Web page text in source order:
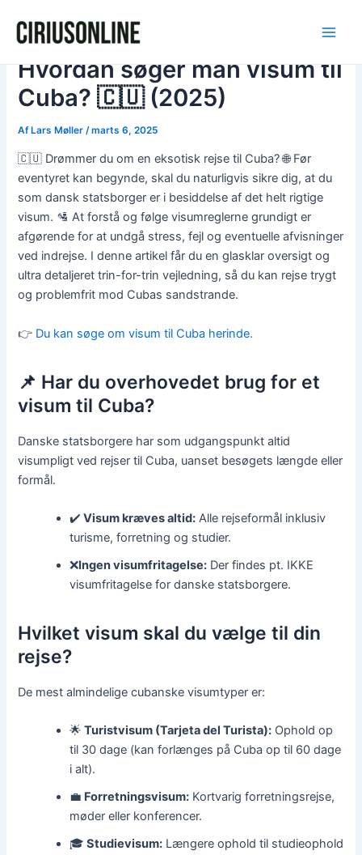
indholdet
Hvordan søger man visum til
Cuba? 🇨🇺 (2025)
AfLars Møller /marts 6, 2025
🇨🇺 Drømmer du om en eksotisk rejse til Cuba? 🌐 Før
eventyret kan begynde, skal du naturligvis sikre dig, at du
som dansk statsborger er i besiddelse af det helt rigtige
visum. 🛂 At forstå og følge visumreglerne grundigt er
afgørende for at undgå stress, fejl og eventuelle afvisninger
ved indrejse. I denne artikel får du en glasklar oversigt og
ultra detaljeret trin-for-trin vejledning, så du kan rejse trygt
og problemfrit mod Cubas sandstrande.
👉 Du kan søge om visum til Cuba herinde.
📌 Har du overhovedet brug for et
visum til Cuba?
Danske statsborgere har som udgangspunkt altid
visumpligt ved rejser til Cuba, uanset besøgets længde eller
formål.
✔️ Visum kræves altid: Alle rejseformål inklusiv
turisme, forretning og studier.
❌Ingen visumfritagelse: Der findes pt. IKKE
visumfritagelse for danske statsborgere.
Hvilket visum skal du vælge til din
rejse?
De mest almindelige cubanske visumtyper er:
🌟 Turistvisum (Tarjeta del Turista): Ophold op
til 30 dage (kan forlænges på Cuba op til 60 dage
i alt).
💼 Forretningsvisum: Kortvarig forretningsrejse,
møder eller konferencer.
🎓 Studievisum: Længere ophold til studieophold
navigation